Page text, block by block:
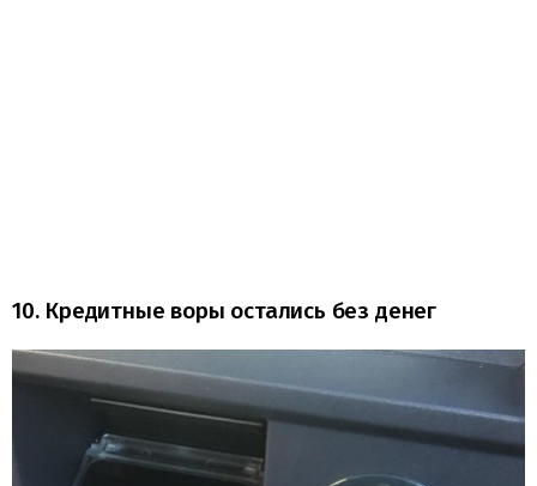
10. Кредитные воры остались без денег